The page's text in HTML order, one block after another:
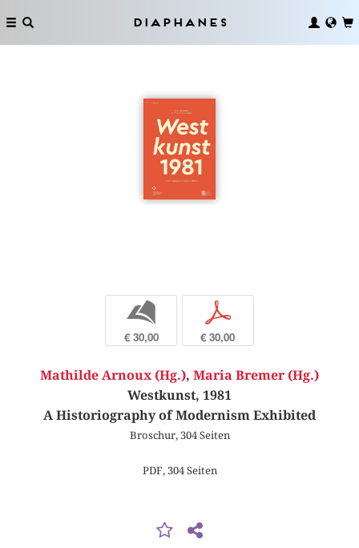
Diaphanes
b
€ 30,00
p
€ 30,00
Mathilde Arnoux (Hg.), Maria Bremer (Hg.)
Westkunst, 1981
A Historiography of Modernism Exhibited
Broschur, 304 Seiten
PDF, 304 Seiten